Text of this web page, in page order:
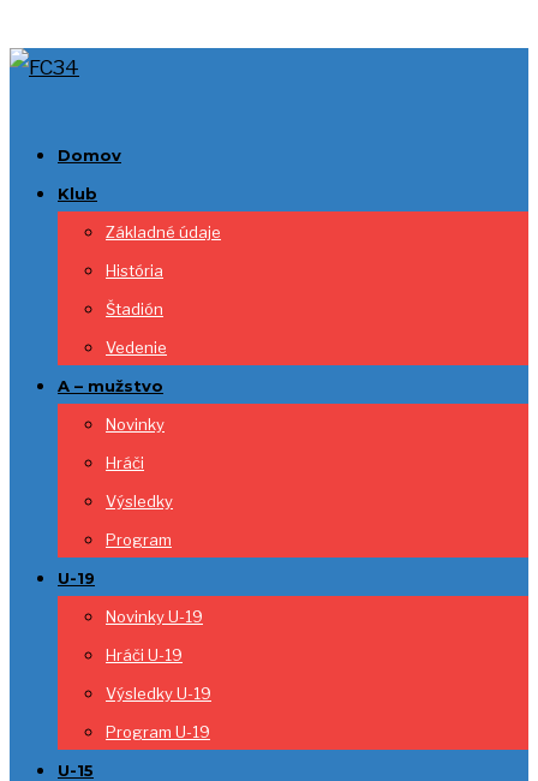
Domov
Klub
Základné údaje
História
Štadión
Vedenie
A – mužstvo
Novinky
Hráči
Výsledky
Program
U-19
Novinky U-19
Hráči U-19
Výsledky U-19
Program U-19
U-15